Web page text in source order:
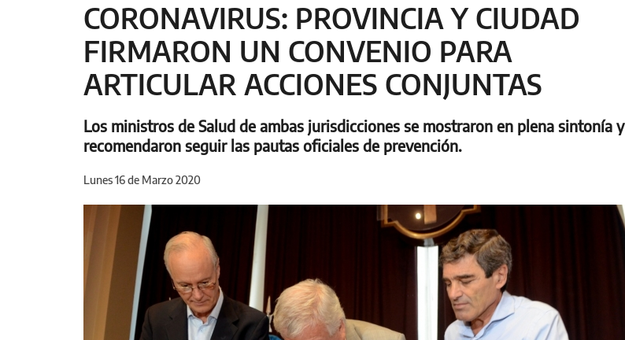
CORONAVIRUS: PROVINCIA Y CIUDAD
FIRMARON UN CONVENIO PARA
ARTICULAR ACCIONES CONJUNTAS
Los ministros de Salud de ambas jurisdicciones se mostraron en plena sintonía y
recomendaron seguir las pautas oficiales de prevención.
Lunes 16 de Marzo 2020